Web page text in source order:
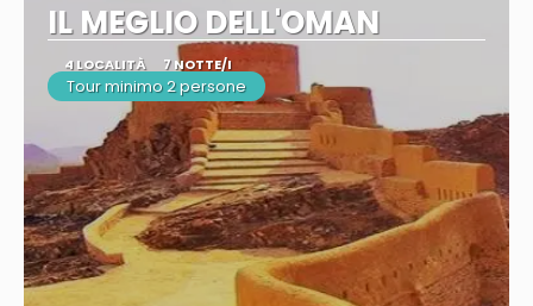
IL MEGLIO DELL'OMAN
4 LOCALITÀ 7 NOTTE/I
Tour minimo 2 persone